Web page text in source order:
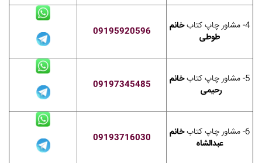
4- مشاور چاپ کتاب
خانم
طوطی
09195920596
5- مشاور چاپ کتاب
خانم
رحیمی
09197345485
6- مشاور چاپ کتاب
خانم
عبدالشاه
09193716030